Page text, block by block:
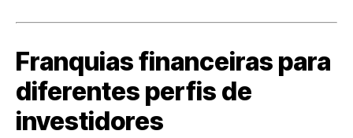
Franquias financeiras para
diferentes perfis de
investidores